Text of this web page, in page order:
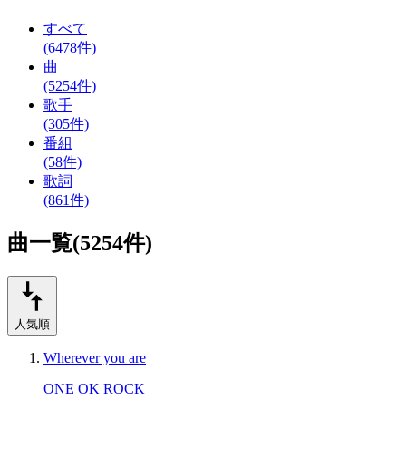
すべて
(6478件)
曲
(5254件)
歌手
(305件)
番組
(58件)
歌詞
(861件)
曲一覧(5254件)
人気順
Wherever you are
ONE OK ROCK